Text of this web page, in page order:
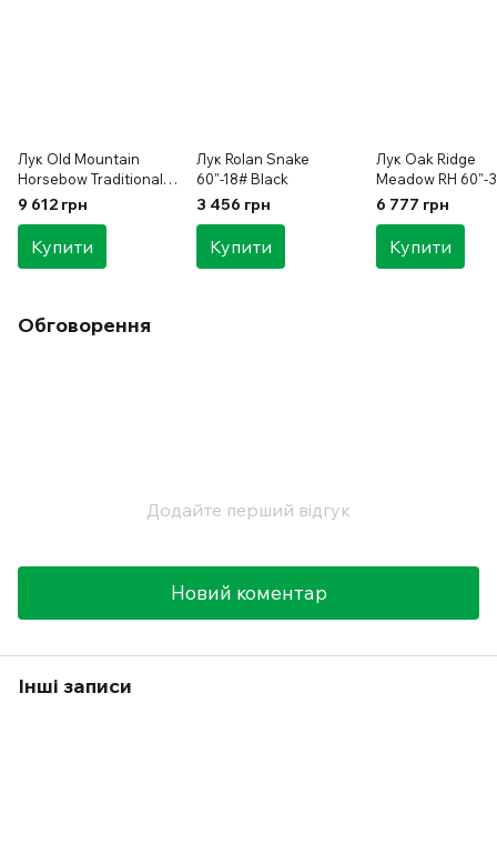
Лук Old Mountain
Horsebow Traditional
Tracker RH/LH 52"-40#
9 612 грн
Купити
Лук Rolan Snake
60"-18# Black
3 456 грн
Купити
Лук Oak Ridge
Meadow RH 60"-
6 777 грн
Купити
Обговорення
Додайте перший відгук
Новий коментар
Інші записи